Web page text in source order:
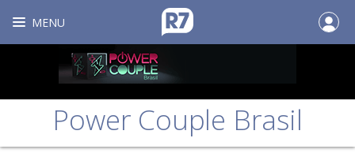
MENU
Power Couple Brasil